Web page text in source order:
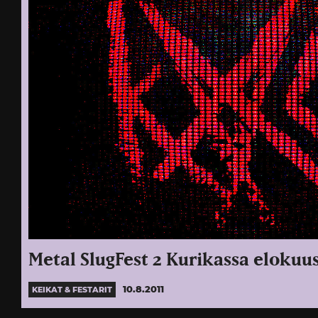
Metal SlugFest 2 Kurikassa
KEIKAT & FESTARIT 10.8.2011